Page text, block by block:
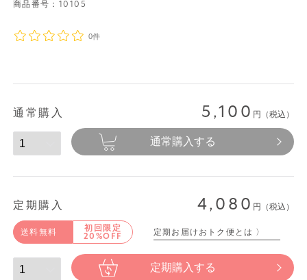
商品番号： 10105
0件
通常購入 5,100 円（税込）
通常購入する
送料無料
初回限定
20%OFF
定期お届けおトク便とは 〉
定期購入 4,080 円（税込）
定期購入する